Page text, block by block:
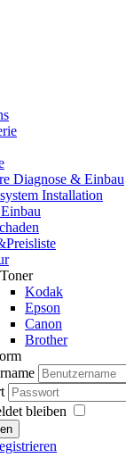
Diagnose & Einbau
Installation
Kodak
Epson
Canon
Brother
bleiben